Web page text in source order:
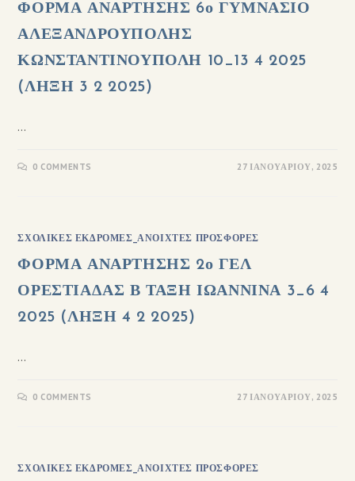
ΦΟΡΜΑ ΑΝΑΡΤΗΣΗΣ 6ο ΓΥΜΝΑΣΙΟ
ΑΛΕΞΑΝΔΡΟΥΠΟΛΗΣ
ΚΩΝΣΤΑΝΤΙΝΟΥΠΟΛΗ 10_13 4 2025
(ΛΗΞΗ 3 2 2025)
…
0 COMMENTS 27 ΙΑΝΟΥΑΡΊΟΥ, 2025
ΣΧΟΛΙΚΈΣ ΕΚΔΡΟΜΈΣ_ΑΝΟΙΧΤΈΣ ΠΡΟΣΦΟΡΈΣ
ΦΟΡΜΑ ΑΝΑΡΤΗΣΗΣ 2ο ΓΕΛ
ΟΡΕΣΤΙΑΔΑΣ Β ΤΑΞΗ ΙΩΑΝΝΙΝΑ 3_6 4
2025 (ΛΗΞΗ 4 2 2025)
…
0 COMMENTS 27 ΙΑΝΟΥΑΡΊΟΥ, 2025
ΣΧΟΛΙΚΈΣ ΕΚΔΡΟΜΈΣ_ΑΝΟΙΧΤΈΣ ΠΡΟΣΦΟΡΈΣ